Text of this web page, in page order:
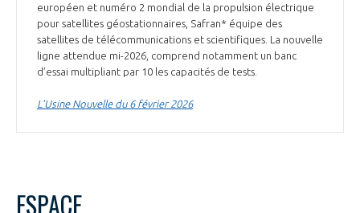
européen et numéro 2 mondial de la propulsion électrique
pour satellites géostationnaires, Safran* équipe des
satellites de télécommunications et scientifiques. La nouvelle
ligne attendue mi-2026, comprend notamment un banc
d’essai multipliant par 10 les capacités de tests.
L’Usine Nouvelle du 6 février 2026
ESPACE